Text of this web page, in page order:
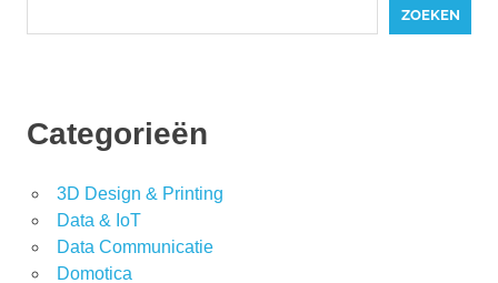
ZOEKEN
Categorieën
3D Design & Printing
Data & IoT
Data Communicatie
Domotica